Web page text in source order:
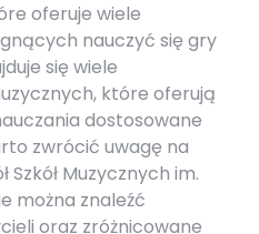
oferuje wiele
nauczyć się gry
się wiele
które oferują
dostosowane
zwrócić uwagę na
Szkół Muzycznych im.
można znaleźć
oraz zróżnicowane